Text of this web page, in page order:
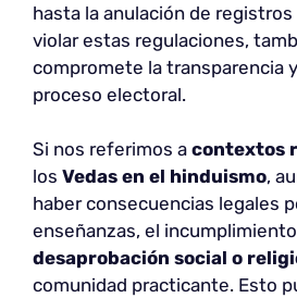
hasta la anulación de
violar estas regulaciones,
compromete la transparencia
proceso electoral.
Si nos referimos a contextos
los Vedas en el hinduismo,
haber consecuencias legales
enseñanzas, el
desaprobación social o
comunidad practicante. Esto